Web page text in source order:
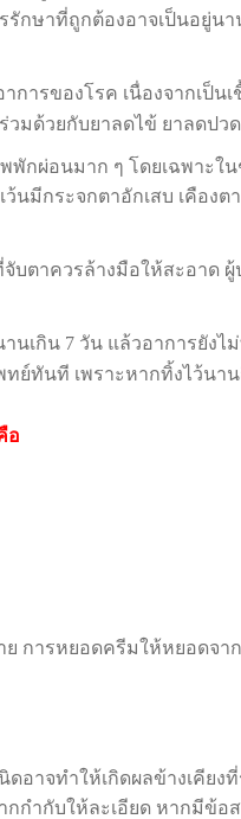
กษาที่ถูกต้องอาจเป็นอยู่นา
ารของโรค เนื่องจากเป็น
วมด้วยกับยาลดไข้ ยาลดปวด
อนมาก ๆ โดยเฉพาะใน
นมีกระจกตาอักเสบ เคือ
ควรล้างมือให้สะอาด ผู้ป่
นเกิน 7 วัน แล้วอาการยังไ
ย์ทันที เพราะหากทิ้งไว้นา
อ
ย การหยอดครีมให้หยอดจ
จทำให้เกิดผลข้างเคียงที่
กำกับให้ละเอียด หากมีข้